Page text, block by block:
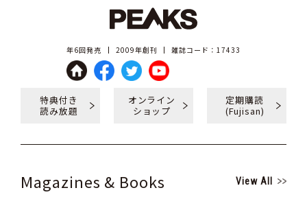
年6回発売 2009年創刊 雑誌コード：17433
特典付き
読み放題
オンライン
ショップ
定期購読
(Fujisan)
Magazines & Books View All